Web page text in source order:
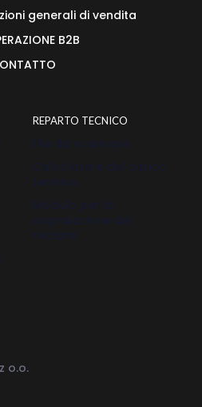
generali di vendita
B2B
REPARTO TECNICO
o.o.